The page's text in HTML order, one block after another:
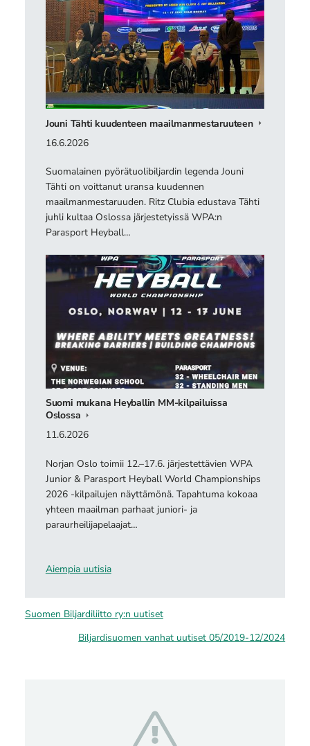
Jouni Tähti kuudenteen maailmanmestaruuteen
16.6.2026
Suomalainen pyörätuolibiljardin legenda Jouni
Tähti on voittanut uransa kuudennen
maailmanmestaruuden. Ritz Clubia edustava Tähti
juhli kultaa Oslossa järjestetyissä WPA:n
Parasport Heyball…
Suomi mukana Heyballin MM-kilpailuissa
Oslossa
11.6.2026
Norjan Oslo toimii 12.–17.6. järjestettävien WPA
Junior & Parasport Heyball World Championships
2026 -kilpailujen näyttämönä. Tapahtuma kokoaa
yhteen maailman parhaat juniori- ja
paraurheilijapelaajat…
Aiempia uutisia
Suomen Biljardiliitto ry:n uutiset
Biljardisuomen vanhat uutiset 05/2019-12/2024